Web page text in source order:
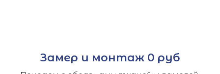
Замер и монтаж 0 руб